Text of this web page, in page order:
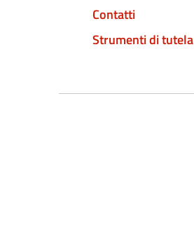
Contatti
Strumenti di tutela